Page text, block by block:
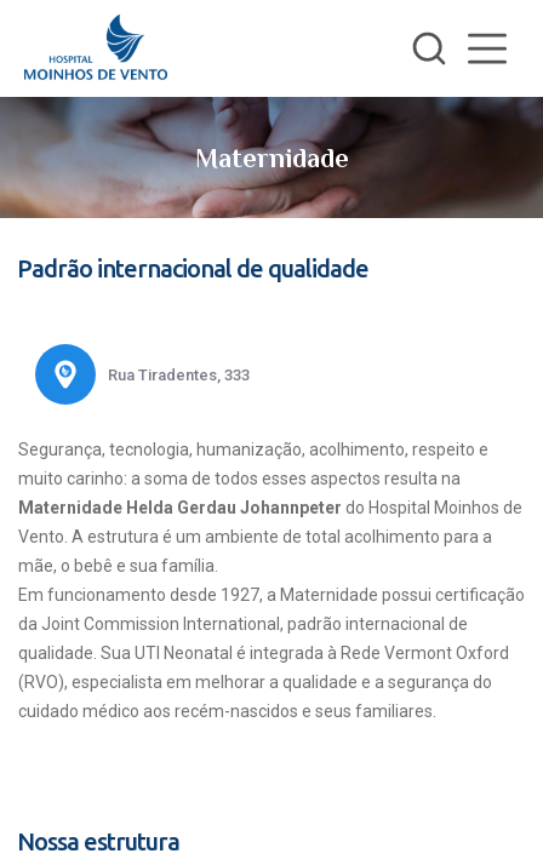
Maternidade
Padrão internacional de qualidade
Rua Tiradentes, 333
Segurança, tecnologia, humanização, acolhimento, respeito e
muito carinho: a soma de todos esses aspectos resulta na
Maternidade Helda Gerdau Johannpeter do Hospital Moinhos de
Vento. A estrutura é um ambiente de total acolhimento para a
mãe, o bebê e sua família.
Em funcionamento desde 1927, a Maternidade possui certificação
da Joint Commission International, padrão internacional de
qualidade. Sua UTI Neonatal é integrada à Rede Vermont Oxford
(RVO), especialista em melhorar a qualidade e a segurança do
cuidado médico aos recém-nascidos e seus familiares.
Nossa estrutura